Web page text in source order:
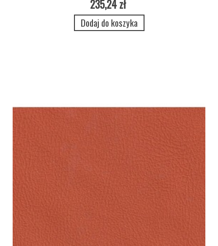
235,24 zł
Dodaj do koszyka